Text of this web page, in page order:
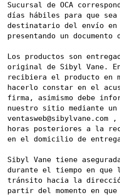
Sucursal de OCA
días hábiles para que
destinatario del envío en
presentando un
Los productos son
original de Sibyl Vane.
recibiera el producto en
hacerlo constar en el
firma, asimismo debe
ventasweb@sibylvane.com ,
horas posteriores a la
en el domicilio de
Sibyl Vane tiene
durante el tiempo en que
tránsito hacia la
partir del momento en